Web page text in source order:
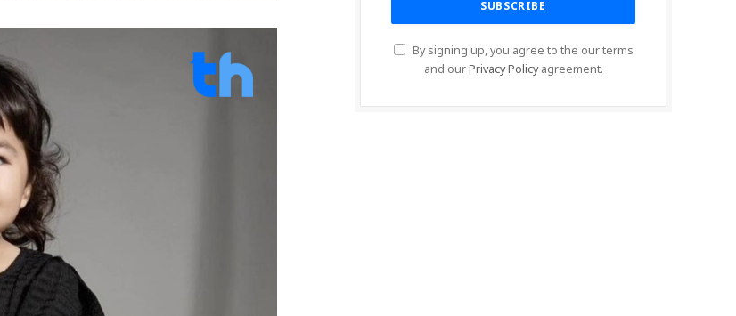
By signing up, you agree to the our terms
and ourPrivacy Policyagreement.